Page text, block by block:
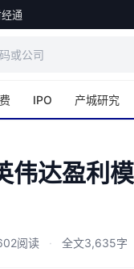
通
IPO 产城研究
伟达盈利
阅读 · 全文3,635字